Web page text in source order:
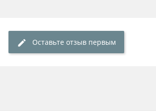
Оставьте отзыв первым